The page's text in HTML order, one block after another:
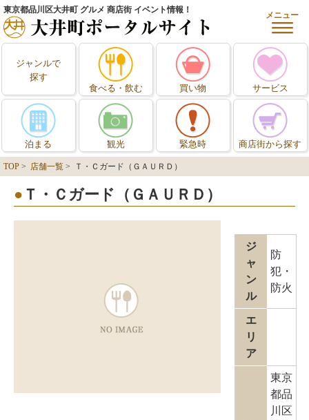
東京都品川区大井町 グルメ 商店街 イベント情報！
メニュー
ジャンルで
探す
食べる・飲む
買い物 サービス
泊まる 観光 緊急時 商店街から探す
TOP > 店舗一覧 > Ｔ・Ｃガード（ＧＡＵＲＤ）
Ｔ・Ｃガード（ＧＡＵＲＤ）
ジ
ャ
ン
ル
防
犯・
防火
エ
リ
ア
東京
都品
川区